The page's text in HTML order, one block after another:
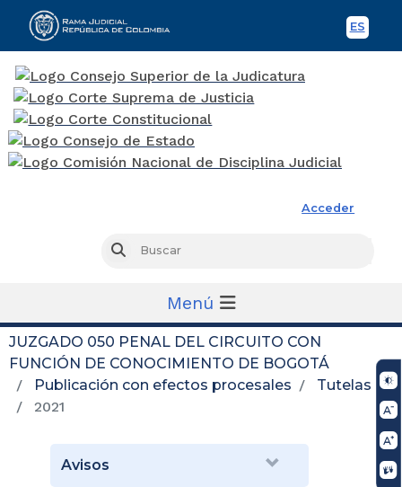
ES
Acceder
Buscar
Menú
JUZGADO 050 PENAL DEL CIRCUITO CON
FUNCIÓN DE CONOCIMIENTO DE BOGOTÁ
Publicación con efectos procesales
Tutelas
2021
Avisos